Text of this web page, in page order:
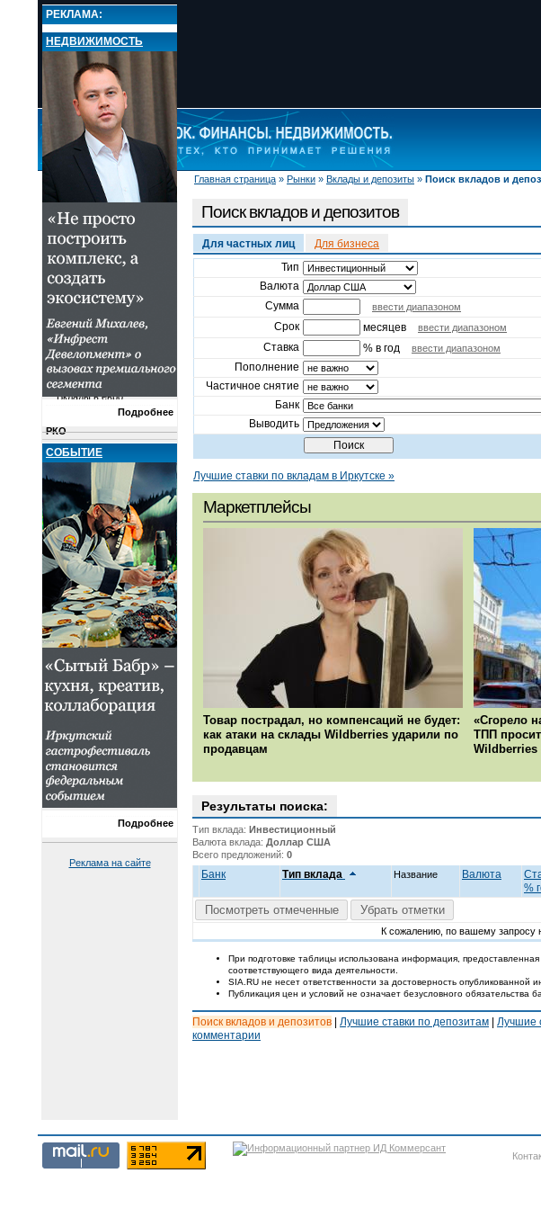
Главная страница » Рынки » Вклады и депозиты » Поиск вкладов и
НОВОСТИ
РЫНКИ
Валюта
Кредиты
Вклады и депозиты
Поиск вкладов и
депозитов
Лучшие ставки по
Лучшие ставки по
вкладам
Вклады в рублях
Вклады в долларах США
Вклады в евро
Новости и комментарии
РКО
Переводы
Металлы
Сейфы и ячейки
Недвижимость
КОМПАНИИ
О ПРОЕКТЕ
РЕКЛАМА:
НЕДВИЖИМОСТЬ
Подробнее
СОБЫТИЕ
Подробнее
Реклама на сайте
Поиск вкладов и депозитов
Для частных лиц
Для бизнеса
Тип
Валюта
Сумма
ввести диапазоном
Срок месяцев ввести диапазоном
Ставка % в год ввести диапазоном
Пополнение
Частичное снятие
Банк
Выводить
Лучшие ставки по вкладам в Иркутске »
Маркетплейсы
Товар пострадал, но компенсаций не будет:
как атаки на склады Wildberries ударили по
продавцам
«Сгорело
ТПП
Wildberries
Результаты поиска:
Тип вклада: Инвестиционный
Валюта вклада: Доллар США
Всего предложений: 0
Банк Тип вклада Название Валюта
%
Посмотреть отмеченные Убрать отметки
К сожалению, по вашему запросу
При подготовке таблицы использована информация,
соответствующего вида деятельности.
SIA.RU не несет ответственности за достоверность опубликованной
Публикация цен и условий не означает безусловного обязательства
Поиск вкладов и депозитов Лучшие ставки по депозитам Лучшие
комментарии